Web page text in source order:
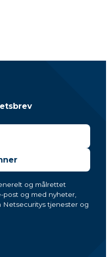
og målrettet
post og med nyheter,
tjenester og